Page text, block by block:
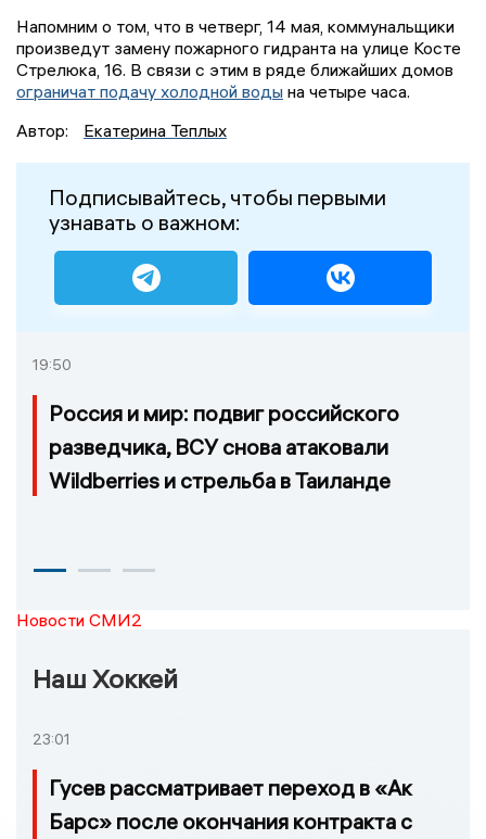
Напомним о том, что в четверг, 14 мая, коммунальщики
произведут замену пожарного гидранта на улице Косте
Стрелюка, 16. В связи с этим в ряде ближайших домов
ограничат подачу холодной воды на четыре часа.
Автор:
Екатерина Теплых
Подписывайтесь, чтобы первыми
узнавать о важном:
19:50
Россия и мир: подвиг российского
разведчика, ВСУ снова атаковали
Wildberries и стрельба в Таиланде
Новости СМИ2
Наш Хоккей
23:01
Гусев рассматривает переход в «Ак
Барс» после окончания контракта с